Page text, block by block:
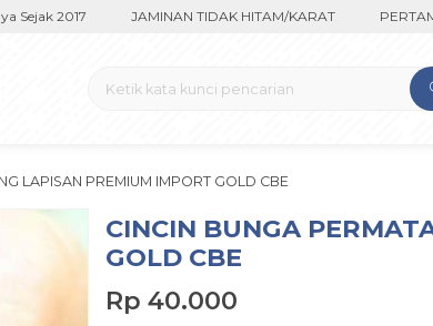
2017 JAMINAN TIDAK HITAM/KARAT
LAPISAN PREMIUM IMPORT GOLD CBE
CINCIN BUNGA
GOLD CBE
Rp 40.000